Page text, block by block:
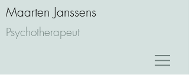
Maarten Janssens
Psychotherapeut